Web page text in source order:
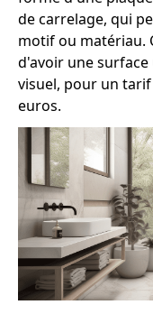
de carrelage, qui
motif ou matériau.
d'avoir une
visuel, pour un
euros.